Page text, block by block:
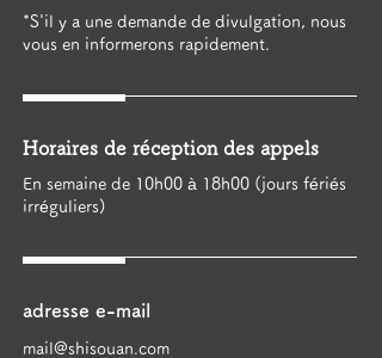
*S'il y a une demande de divulgation, nous
vous en informerons rapidement.
Horaires de réception des appels
En semaine de 10h00 à 18h00 (jours fériés
irréguliers)
adresse e-mail
mail@shisouan.com